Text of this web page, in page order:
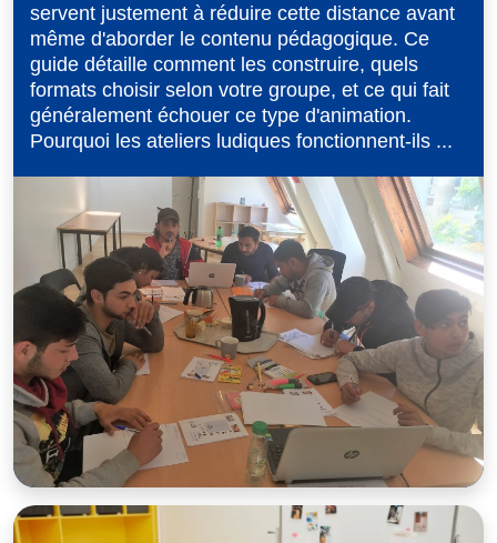
servent justement à réduire cette distance avant
même d'aborder le contenu pédagogique. Ce
guide détaille comment les construire, quels
formats choisir selon votre groupe, et ce qui fait
généralement échouer ce type d'animation.
Pourquoi les ateliers ludiques fonctionnent-ils ...